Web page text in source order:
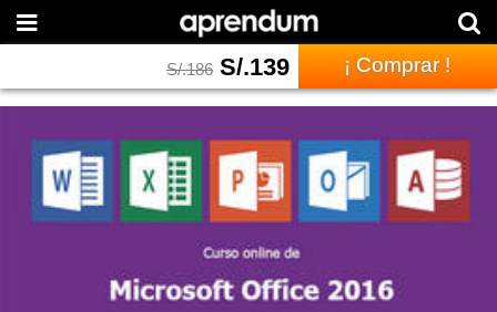
S/.186 S/.139 ¡ Comprar !